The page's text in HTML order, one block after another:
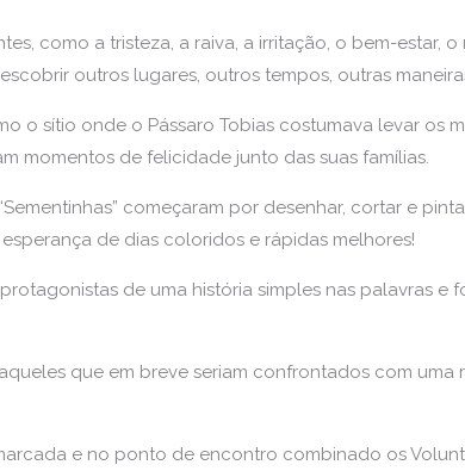
como a tristeza, a raiva, a irritação, o bem-estar,
outros lugares, outros tempos, outras
o sítio onde o Pássaro Tobias costumava levar os
momentos de felicidade junto das suas famílias.
começaram por desenhar, cortar e
de dias coloridos e rápidas melhores!
de uma história simples nas palavras e
que em breve seriam confrontados com uma
e no ponto de encontro combinado os